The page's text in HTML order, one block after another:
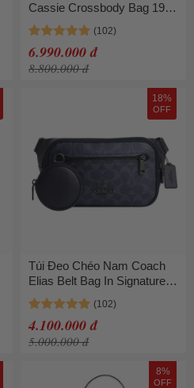
Cassie Crossbody Bag 19
CV437 Màu Trắng
6.990.000 đ
8.800.000 đ
18%
OFF
Túi Đeo Chéo Nam Coach
Elias Belt Bag In Signature
Denim CZ400 QBN2V Màu
Xanh Navy
4.100.000 đ
5.000.000 đ
8%
OFF